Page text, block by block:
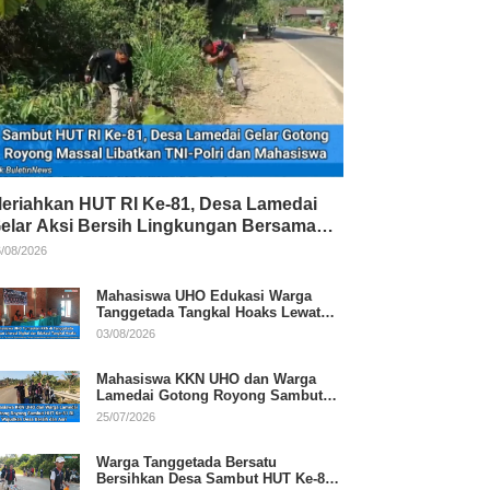
HUT RI Ke-81, Desa Lamedai
Aksi Bersih Lingkungan Bersama
Polri
08/2026
Mahasiswa UHO Edukasi Warga
Tanggetada Tangkal Hoaks Lewat
Program Literasi
03/08/2026
Mahasiswa KKN UHO dan Warga
Lamedai Gotong Royong Sambut
HUT Ke-81 RI
25/07/2026
Warga Tanggetada Bersatu
Bersihkan Desa Sambut HUT Ke-81